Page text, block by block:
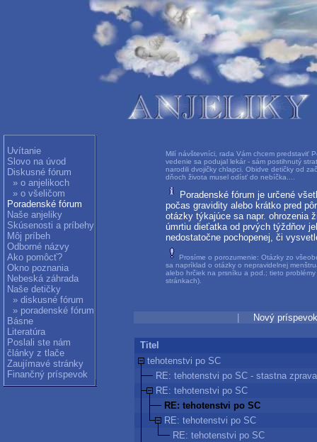
Uvítanie
Slovo na úvod
Diskusné fórum
» o anjelikoch
» o všeličom
Poradenské fórum
Naše anjeliky
Skúsenosti a príbehy
Môj príbeh
Odborné názvy
Ako pomôcť?
Okno poznania
Nebeská záhrada
Naše detičky
» diskusné fórum
» poradenské fórum
Básne
Literatúra
Poslali ste nám
články z tlače
Zaujímavé stránky
Finančný príspevok
Milí návštevníci, rada Vám chcem predstaviť
vedenie sa podujal lekár - sám postihnutý
narodili dvojičky chlapci. Obidve detičky od
dňoch života musel odísť do nebíčka....
Poradenské fórum je určené
počas gravidity alebo krátko pred
otázky týkajúce sa napr. ohrozenia
úmrtiu dieťatka od prvých týždňov
nedostatočne pochopenej, či
Prosíme o porozumenie: Otázky zo
sa napríklad o otázky o nepravidelnej
alebo hrčiek na prsníku a pod.; tieto
stránkach).
Nový príspevok
Titel
tehotenstvi po SC
RE: tehotenstvi po SC - stastna zprava
RE: tehotenstvi po SC
RE: tehotenstvi po SC
RE: tehotenstvi po SC
RE: tehotenstvi po SC